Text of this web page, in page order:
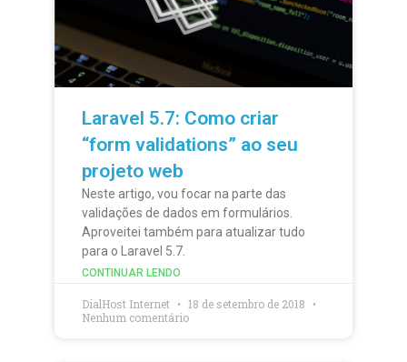
Laravel 5.7: Como criar
“form validations” ao seu
projeto web
Neste artigo, vou focar na parte das
validações de dados em formulários.
Aproveitei também para atualizar tudo
para o Laravel 5.7.
CONTINUAR LENDO
DialHost Internet
18 de setembro de 2018
Nenhum comentário